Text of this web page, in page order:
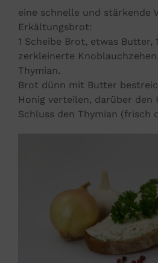
eine schnelle und stärkende
Erkältungsbrot:
1 Scheibe Brot, etwas Butter,
zerkleinerte
Thymian.
Brot dünn mit Butter
Honig verteilen, darüber den
Schluss den Thymian (frisch